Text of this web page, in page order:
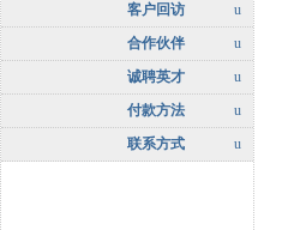
客户回访
u
合作伙伴
u
诚聘英才
u
付款方法
u
联系方式
u